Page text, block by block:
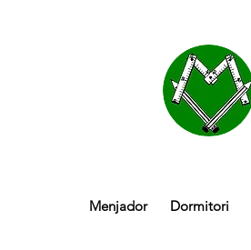
Menjador Dormitori